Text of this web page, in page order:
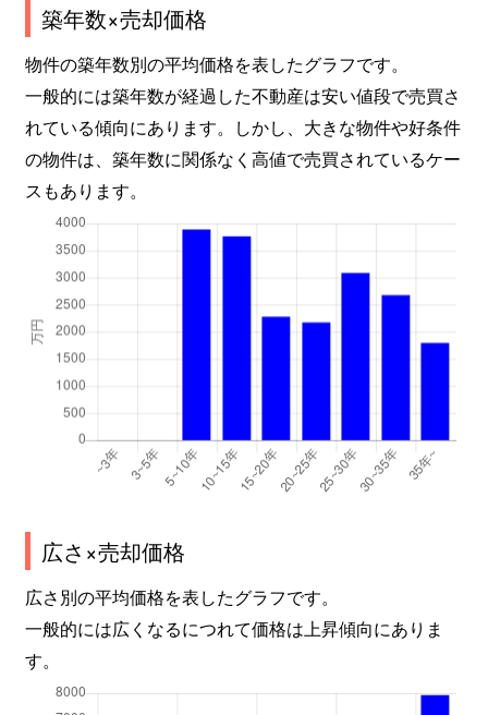
築年数×売却価格
物件の築年数別の平均価格を表したグラフです。
一般的には築年数が経過した不動産は安い値段で売買さ
れている傾向にあります。しかし、大きな物件や好条件
の物件は、築年数に関係なく高値で売買されているケー
スもあります。
広さ×売却価格
広さ別の平均価格を表したグラフです。
一般的には広くなるにつれて価格は上昇傾向にありま
す。